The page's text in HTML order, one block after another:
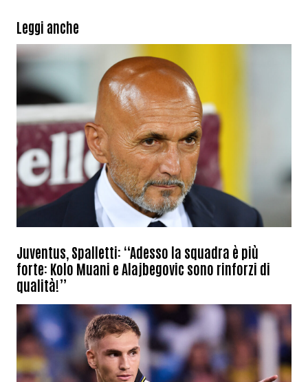
Leggi anche
Juventus, Spalletti: “Adesso la squadra è più
forte: Kolo Muani e Alajbegovic sono rinforzi di
qualità!”